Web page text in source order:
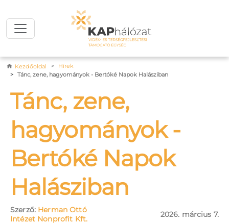
Morzsa
Kezdőoldal
Hírek
Tánc, zene, hagyományok - Bertóké Napok Halásziban
Tánc, zene,
hagyományok -
Bertóké Napok
Halásziban
Szerző: Herman Ottó
Intézet Nonprofit Kft.
2026. március 7.